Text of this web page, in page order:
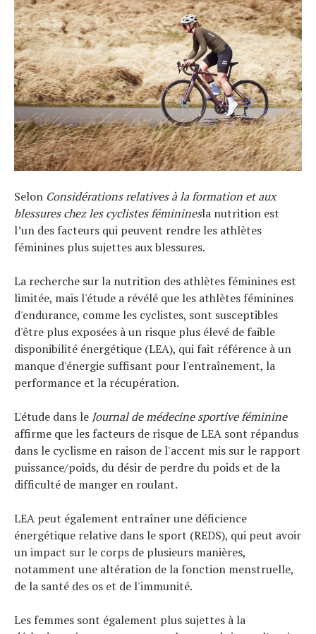
Selon Considérations relatives à la formation et aux
blessures chez les cyclistes fémininesla nutrition est
l’un des facteurs qui peuvent rendre les athlètes
féminines plus sujettes aux blessures.
La recherche sur la nutrition des athlètes féminines est
limitée, mais l'étude a révélé que les athlètes féminines
d'endurance, comme les cyclistes, sont susceptibles
d'être plus exposées à un risque plus élevé de faible
disponibilité énergétique (LEA), qui fait référence à un
manque d'énergie suffisant pour l'entraînement, la
performance et la récupération.
L'étude dans le Journal de médecine sportive féminine
affirme que les facteurs de risque de LEA sont répandus
dans le cyclisme en raison de l'accent mis sur le rapport
puissance/poids, du désir de perdre du poids et de la
difficulté de manger en roulant.
LEA peut également entraîner une déficience
énergétique relative dans le sport (REDS), qui peut avoir
un impact sur le corps de plusieurs manières,
notamment une altération de la fonction menstruelle,
de la santé des os et de l'immunité.
Les femmes sont également plus sujettes à la